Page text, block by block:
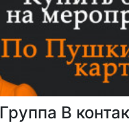
Группа В